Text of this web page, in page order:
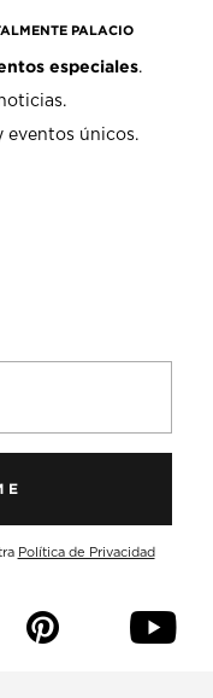
PALACIO
especiales.
eventos únicos.
Política de Privacidad
p y